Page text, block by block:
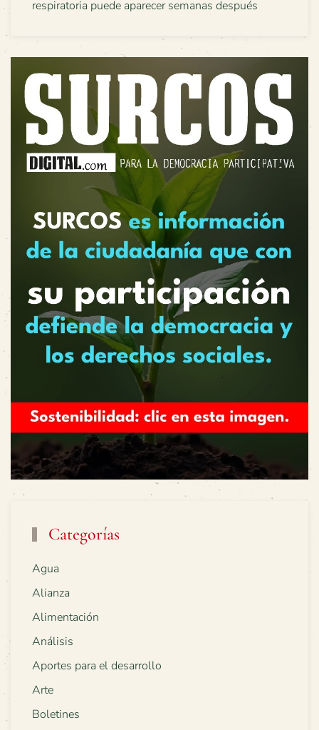
respiratoria puede aparecer semanas después
Categorías
Agua
Alianza
Alimentación
Análisis
Aportes para el desarrollo
Arte
Boletines